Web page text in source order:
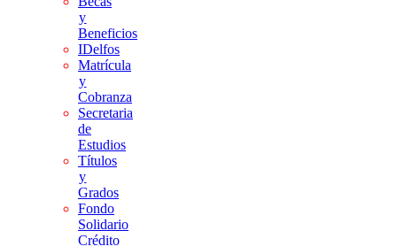
y
Beneficios
IDelfos
Matrícula
y
Cobranza
Secretaria
de
Estudios
Títulos
y
Grados
Fondo
Solidario
Crédito